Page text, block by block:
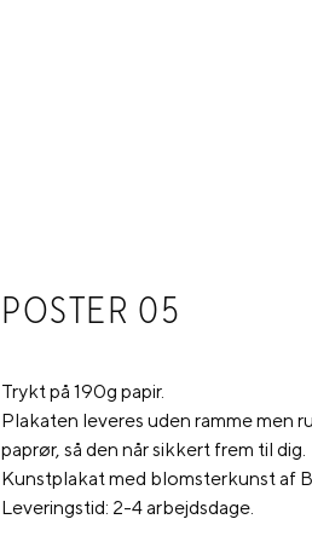
POSTER 05
Trykt på 190g papir.
Plakaten leveres uden ramme men
paprør, så den når sikkert frem til dig.
Kunstplakat med blomsterkunst af
Leveringstid: 2-4 arbejdsdage.